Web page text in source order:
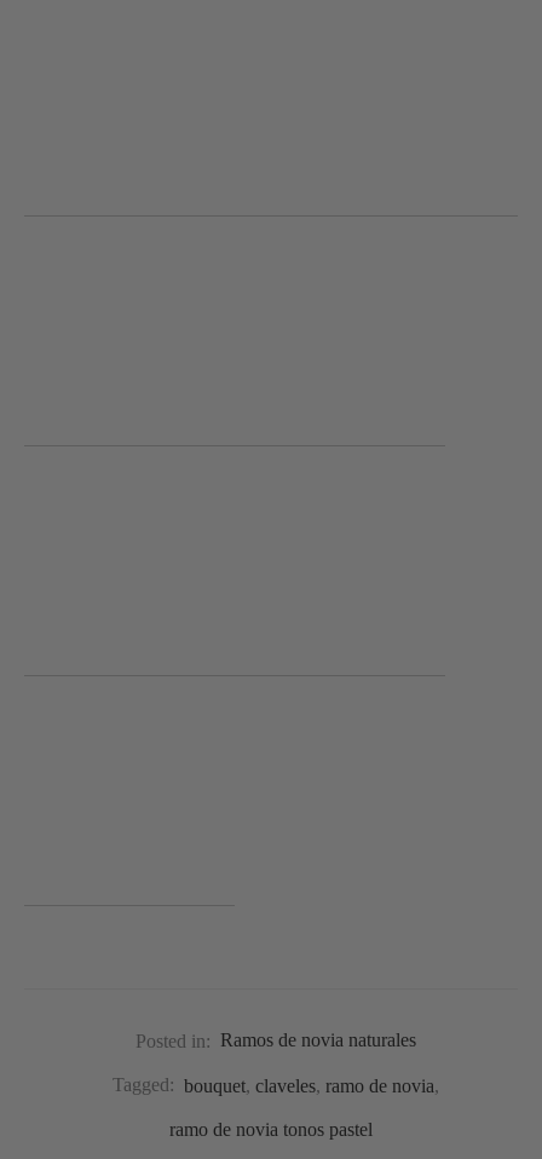
Posted in: Ramos de novia naturales
Tagged: bouquet, claveles, ramo de novia,
ramo de novia tonos pastel